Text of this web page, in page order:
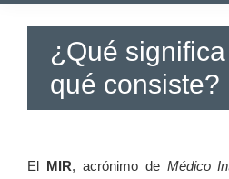
¿Qué
qué consiste?
El MIR, acrónimo de⁢ Médico